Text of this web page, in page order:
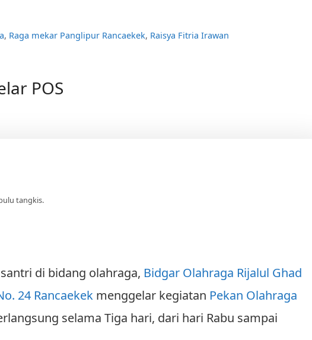
, Raga mekar Panglipur Rancaekek, Raisya Fitria Irawan
POS
tangkis.
santri di bidang olah­raga, Bidgar Olahraga Rijalul Ghad
24 Rancaekek menggelar kegiatan Pekan Olahraga
se­lama Tiga hari, dari hari Rabu sampai